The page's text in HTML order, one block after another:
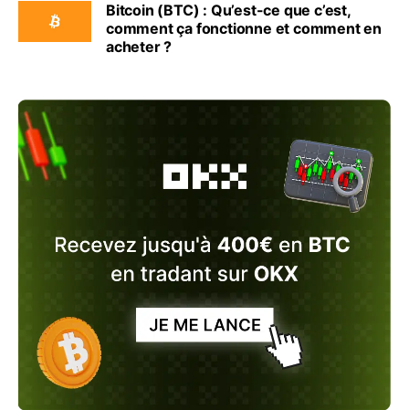
Bitcoin (BTC) : Qu’est-ce que c’est,
comment ça fonctionne et comment en
acheter ?